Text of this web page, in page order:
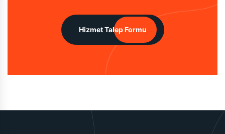
Hizmet Talep Formu